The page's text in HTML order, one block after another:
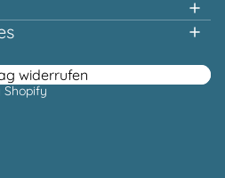
widerrufen
Shopify